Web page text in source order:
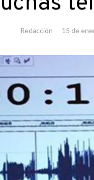
Redacción 15 de